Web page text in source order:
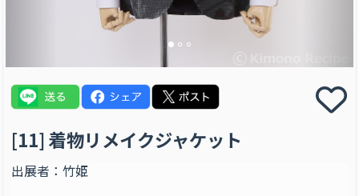
[11] 着物リメイクジャケット
出展者：竹姫